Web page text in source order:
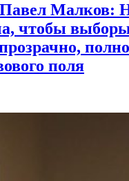
Павел Малков:
чтобы
поля